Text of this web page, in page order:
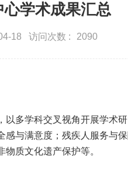
学术成果汇总
18 访问次数 : 2090
以多学科交叉视角开展学术
与满意度；残疾人服务与
物质文化遗产保护等。